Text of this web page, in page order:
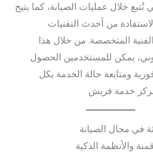
تُتبع خلال عمليات الصيانة، كما يتيح
من أحدث التقنيات
المتخصصة. من خلال هذا
يمكن للمستخدمين الحصول
ومتابعة حالة الخدمة بكل
خدمة فريش
في مجال الصيانة
والأنظمة الذكية